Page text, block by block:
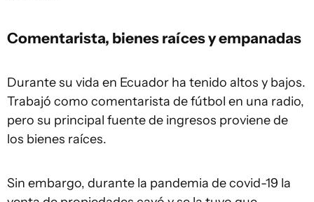
Comentarista, bienes raíces y empanadas
Durante su vida en Ecuador ha tenido altos y bajos.
Trabajó como comentarista de fútbol en una radio,
pero su principal fuente de ingresos proviene de
los bienes raíces.
Sin embargo, durante la pandemia de covid-19 la